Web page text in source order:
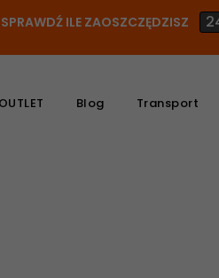
ILE ZAOSZCZĘDZISZ
OUTLET Blog Transport